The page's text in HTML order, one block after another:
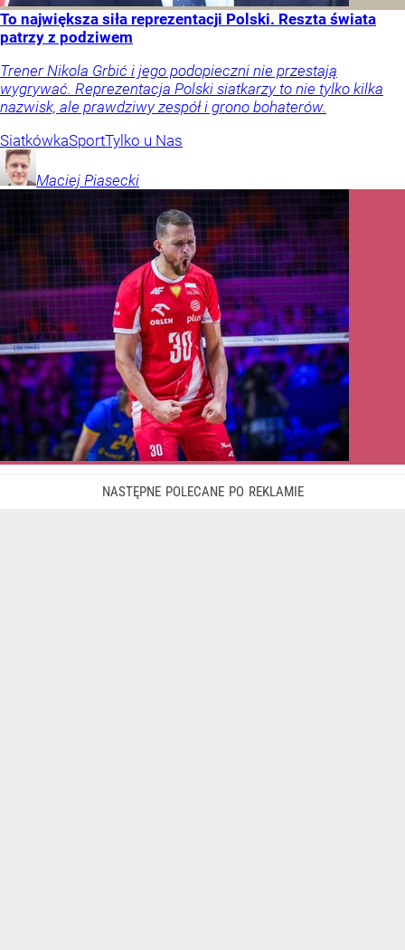
To największa siła reprezentacji Polski. Reszta świata
patrzy z podziwem
Trener Nikola Grbić i jego podopieczni nie przestają
wygrywać. Reprezentacja Polski siatkarzy to nie tylko kilka
nazwisk, ale prawdziwy zespół i grono bohaterów.
SiatkówkaSportTylko u Nas
Maciej Piasecki